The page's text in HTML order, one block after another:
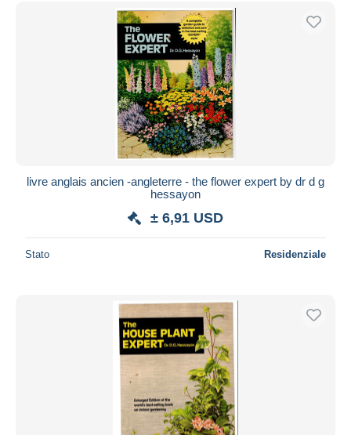
Spedizione gratuita
Metodi di pagamento
PayPal
Bonifico bancario
Mastercard
Bancontact
Residenza del venditore
Aggiorna
livre anglais ancien -angleterre - the flower expert by dr d g
hessayon
± 6,91 USD
Stato Residenziale